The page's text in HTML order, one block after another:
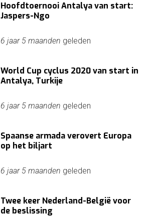
Hoofdtoernooi Antalya van start:
Jaspers-Ngo
6 jaar 5 maanden geleden
World Cup cyclus 2020 van start in
Antalya, Turkije
6 jaar 5 maanden geleden
Spaanse armada verovert Europa
op het biljart
6 jaar 5 maanden geleden
Twee keer Nederland-België voor
de beslissing